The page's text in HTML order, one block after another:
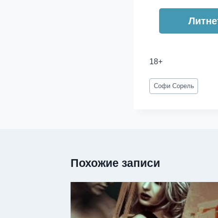
18+
Метки
записи:
Софи Сорель
Похожие записи